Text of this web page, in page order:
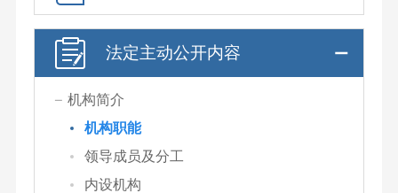
法定主动公开内容
机构简介
机构职能
领导成员及分工
内设机构